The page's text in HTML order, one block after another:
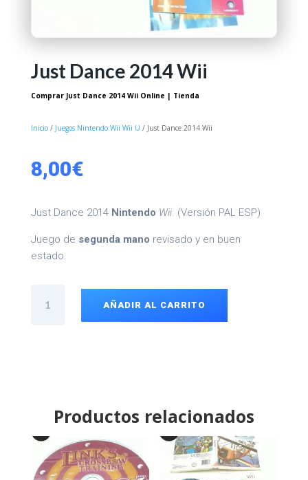
Just Dance 2014 Wii
Comprar Just Dance 2014 Wii Online | Tienda
Inicio/ Juegos Nintendo Wii Wii U / Just Dance 2014 Wii
8,00€
Just Dance 2014 Nintendo Wii. (Versión PAL ESP)
Juego de segunda mano revisado y en buen
estado.
Dance
AÑADIR AL CARRITO
Productos relacionados